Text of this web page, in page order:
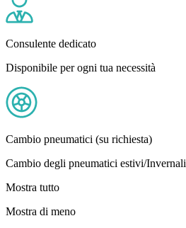
Consulente dedicato
Disponibile per ogni tua necessità
Cambio pneumatici (su richiesta)
Cambio degli pneumatici estivi/Invernali
Mostra tutto
Mostra di meno